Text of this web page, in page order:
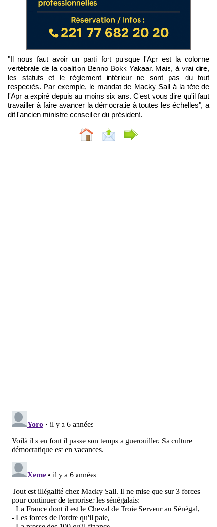
"Il nous faut avoir un parti fort puisque l'Apr est la colonne
vertébrale de la coalition Benno Bokk Yakaar. Mais, à vrai dire,
les statuts et le règlement intérieur ne sont pas du tout
respectés. Par exemple, le mandat de Macky Sall à la tête de
l'Apr a expiré depuis au moins six ans. C'est vous dire qu'il faut
travailler à faire avancer la démocratie à toutes les échelles", a
dit l'ancien ministre conseiller du président.